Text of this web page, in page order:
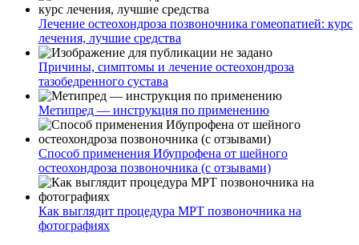
Лечение остеохондроза позвоночника гомеопатией: курс
лечения, лучшие средства
Причины, симптомы и лечение остеохондроза
тазобедренного сустава
Метипред — инструкция по применению
Способ применения Ибупрофена от шейного
остеохондроза позвоночника (с отзывами)
Как выглядит процедура МРТ позвоночника на
фотографиях